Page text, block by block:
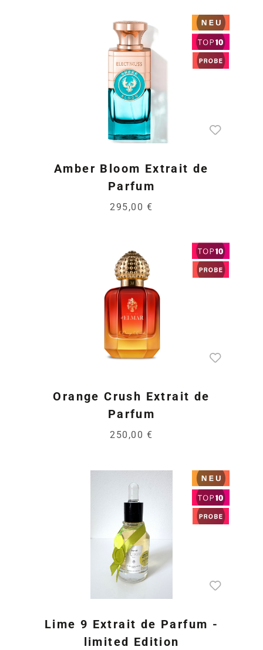
Amber Bloom Extrait de
Parfum
295,00 €
Orange Crush Extrait de
Parfum
250,00 €
Lime 9 Extrait de Parfum -
limited Edition